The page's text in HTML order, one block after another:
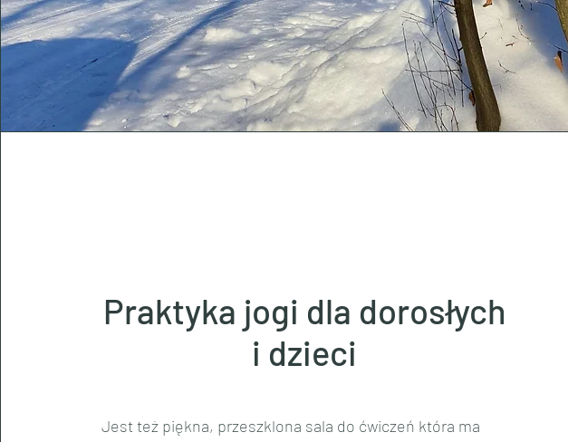
Praktyka jogi dla dorosłych
i dzieci
Jest też piękna, przeszklona sala do ćwiczeń która ma